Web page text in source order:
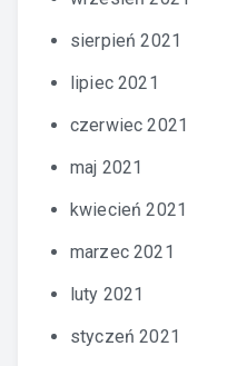
sierpień 2021
lipiec 2021
czerwiec 2021
maj 2021
kwiecień 2021
marzec 2021
luty 2021
styczeń 2021